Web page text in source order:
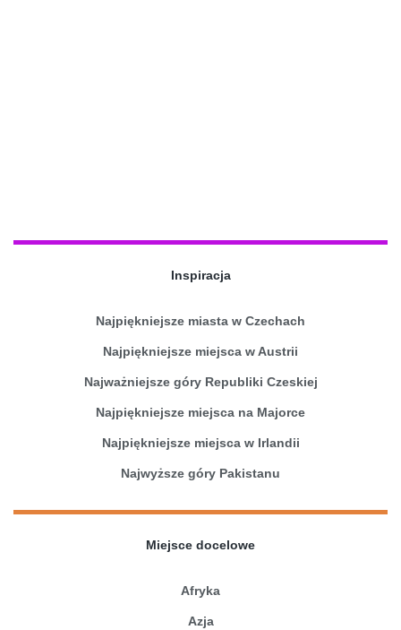
Inspiracja
Najpiękniejsze miasta w Czechach
Najpiękniejsze miejsca w Austrii
Najważniejsze góry Republiki Czeskiej
Najpiękniejsze miejsca na Majorce
Najpiękniejsze miejsca w Irlandii
Najwyższe góry Pakistanu
Miejsce docelowe
Afryka
Azja